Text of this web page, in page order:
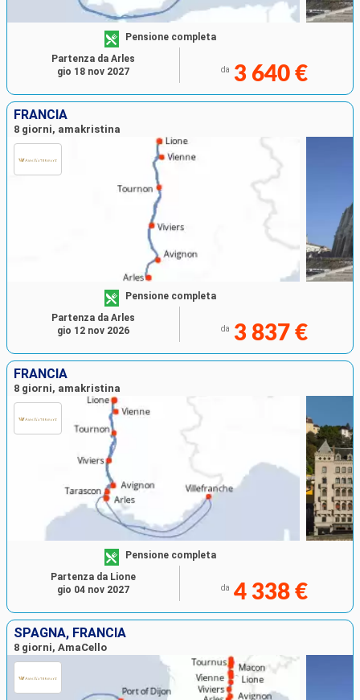
Pensione completa
da 3 640 €
Partenza da Arles
gio 18 nov 2027
FRANCIA
8 giorni, amakristina
Pensione completa
da 3 837 €
Partenza da Arles
gio 12 nov 2026
FRANCIA
8 giorni, amakristina
Pensione completa
da 4 338 €
Partenza da Lione
gio 04 nov 2027
SPAGNA, FRANCIA
8 giorni, AmaCello